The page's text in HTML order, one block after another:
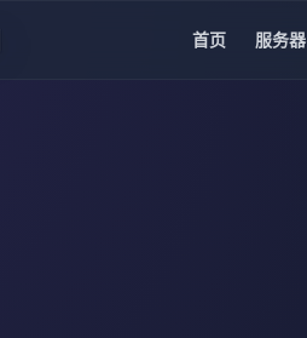
首页 服务器